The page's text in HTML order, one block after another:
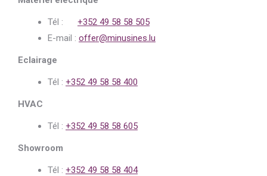
Tél : +352 49 58 58 505
E-mail : offer@minusines.lu
Eclairage
Tél : +352 49 58 58 400
HVAC
Tél : +352 49 58 58 605
Showroom
Tél : +352 49 58 58 404